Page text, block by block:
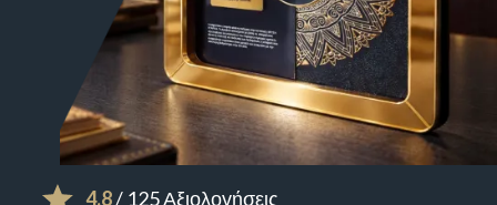
4.8/ 125 Αξιολογήσεις